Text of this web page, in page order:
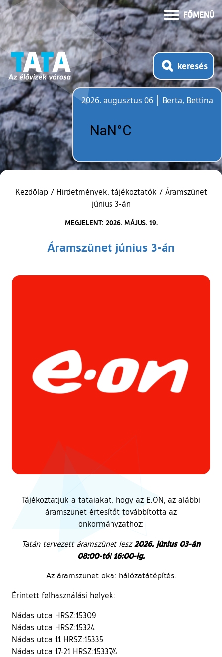
FŐMENÜ
keresés
2026. augusztus 06
Berta, Bettina
Kezdőlap / Hirdetmények, tájékoztatók / Áramszünet
június 3-án
MEGJELENT: 2026. MÁJUS. 19.
Áramszünet június 3-án
Tájékoztatjuk a tataiakat, hogy az E.ON, az alábbi
áramszünet értesítőt továbbította az
önkormányzathoz:
Tatán tervezett áramszünet lesz2026. június 03-án
08:00-tól 16:00-ig.
Az áramszünet oka: hálózatátépítés.
Érintett felhasználási helyek:
Nádas utca HRSZ:15309
Nádas utca HRSZ:15324
Nádas utca 11 HRSZ:15335
Nádas utca 17-21 HRSZ:15337/4